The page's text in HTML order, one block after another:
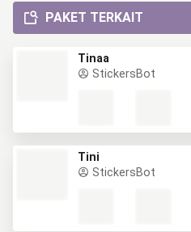
PAKET TERKAIT
Tinaa
StickersBot
Tini
StickersBot